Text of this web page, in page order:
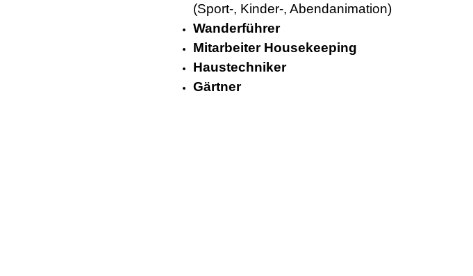
(Sport-, Kinder-, Abendanimation)
Wanderführer
Mitarbeiter Housekeeping
Haustechniker
Gärtner